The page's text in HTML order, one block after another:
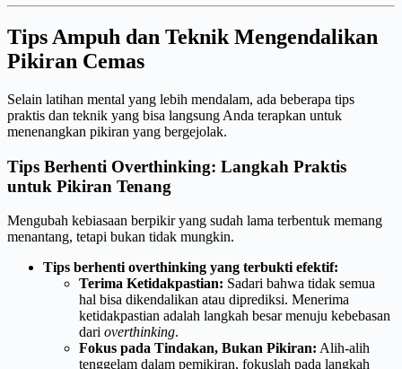
Tips Ampuh dan Teknik Mengendalikan
Pikiran Cemas
Selain latihan mental yang lebih mendalam, ada beberapa tips
praktis dan teknik yang bisa langsung Anda terapkan untuk
menenangkan pikiran yang bergejolak.
Tips Berhenti Overthinking: Langkah Praktis
untuk Pikiran Tenang
Mengubah kebiasaan berpikir yang sudah lama terbentuk memang
menantang, tetapi bukan tidak mungkin.
Tips berhenti overthinking yang terbukti efektif:
Terima Ketidakpastian: Sadari bahwa tidak semua
hal bisa dikendalikan atau diprediksi. Menerima
ketidakpastian adalah langkah besar menuju kebebasan
dari overthinking.
Fokus pada Tindakan, Bukan Pikiran: Alih-alih
tenggelam dalam pemikiran, fokuslah pada langkah